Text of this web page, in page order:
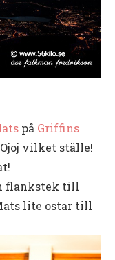
på Griffins
vilket ställe!
flankstek till
lite ostar till